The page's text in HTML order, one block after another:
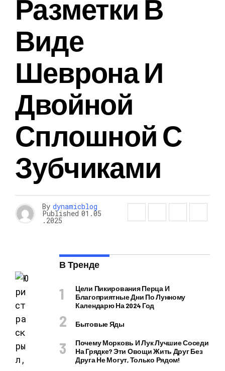
Разметки В
Виде
Шеврона И
Двойной
Сплошной С
Зубчиками
By dynamicblog
Published 01.05
.2025
В Тренде
Цели Пикирования Перца И
Благоприятные Дни По Лунному
Календарю На 2024 Год
Бытовые Яды
Почему Морковь И Лук Лучшие Соседи
На Грядке? Эти Овощи Жить Друг Без
Друга Не Могут, Только Рядом!